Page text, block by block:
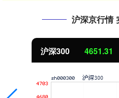
沪深京行情
北证50